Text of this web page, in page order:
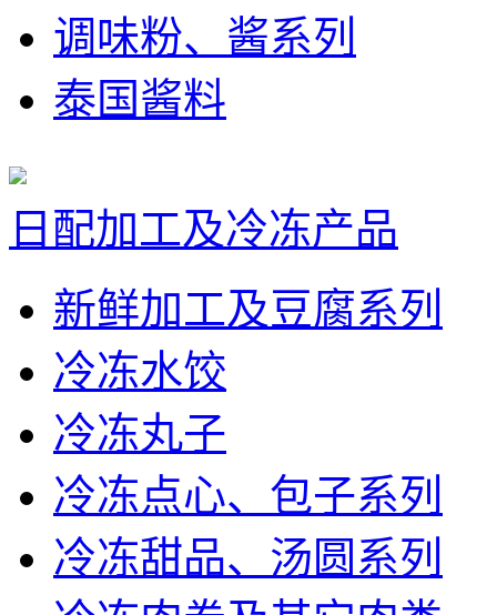
调味粉、酱系列
泰国酱料
日配加工及冷冻产品
新鲜加工及豆腐系列
冷冻水饺
冷冻丸子
冷冻点心、包子系列
冷冻甜品、汤圆系列